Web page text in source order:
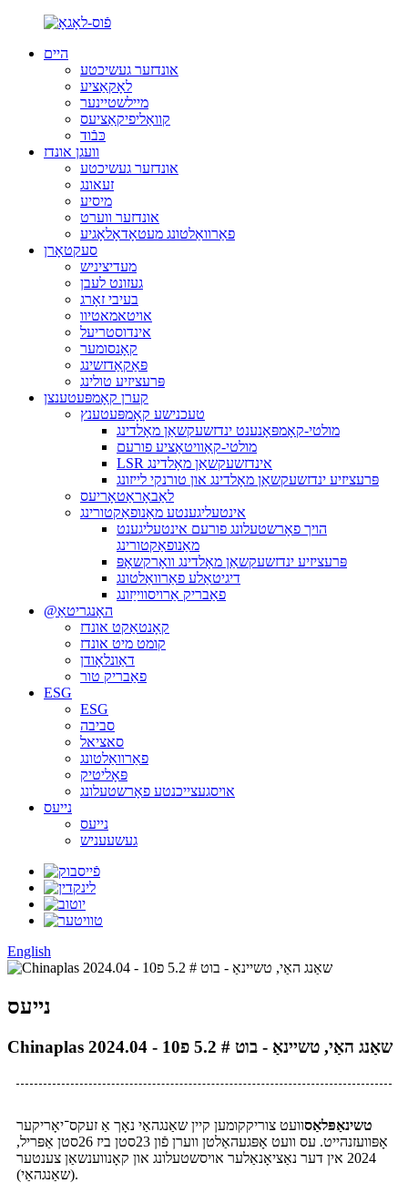
היים
אונדזער געשיכטע
לאָקאַציע
מיילשטיינער
קוואַליפיקאַציעס
כּבֿוד
וועגן אונדז
אונדזער געשיכטע
זעאונג
מיסיע
אונדזער ווערט
פאַרוואַלטונג מעטאָדאָלאָגיע
סעקטאָרן
מעדיציניש
געזונט לעבן
בעיבי זאָרג
אויטאמאטיוו
אינדוסטריעל
קאָנסומער
פּאַקאַדזשינג
פּרעציזיע טולינג
קערן קאָמפּעטענצן
טעכנישע קאָמפּעטענץ
מולטי-קאָמפּאָנענט ינדזשעקשאַן מאָלדינג
מולטי-קאַוויטאַציע פורעם
LSR אינדזשעקשאַן מאָלדינג
פּרעציזיע ינדזשעקשאַן מאָלדינג און טורנקי לייזונג
לאַבאָראַטאָריעס
אינטעליגענטע מאַנופאַקטורינג
הויך פאָרשטעלונג פורעם אינטעליגענט
מאַנופאַקטורינג
פּרעציזיע ינדזשעקשאַן מאָלדינג וואָרקשאָפּ
דיגיטאַלע פאַרוואַלטונג
פאַבריק אַרויסווייַזונג
@האָנגריטאַ
קאָנטאַקט אונדז
קומט מיט אונדז
דאַונלאָודן
פאַבריק טור
ESG
ESG
סביבה
סאציאל
פאַרוואַלטונג
פּאָליטיק
אויסגעצייכנטע פאָרשטעלונג
נייעס
נייעס
געשעעניש
English
נייעס
Chinaplas 2024.04 - שאַנג האַי, טשיינאַ - בוט # 5.2 פ10
טשינאַפּלאַסוועט צוריקקומען קיין שאַנגהאַי נאָך אַ זעקס־יאָריקער
אָפּוועזנהייט. עס וועט אָפּגעהאַלטן ווערן פֿון 23סטן ביז 26סטן אַפּריל,
2024 אין דער נאַציאָנאַלער אויסשטעלונג און קאָנווענשאַן צענטער
(שאַנגהאַי).